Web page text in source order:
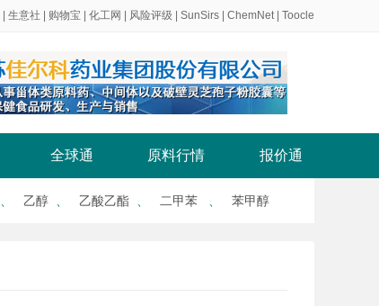
生意社 购物宝 化工网 风险评级 SunSirs ChemNet| Toocle
全球通 原料行情 报价通
乙醇 乙酸乙酯 二甲苯 苯甲醇